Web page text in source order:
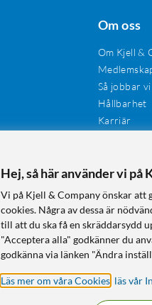
Om oss
Om Kjell &
Så jobbar vi
Hållbarhet
Karriär
Hej, så här använder vi på
Vi på Kjell & Company önskar att
cookies. Några av dessa är
till att du ska få en skräddarsydd
"Acceptera alla" godkänner du
godkänna via länken "Ändra
Läs mer om våra Cookies läs vår